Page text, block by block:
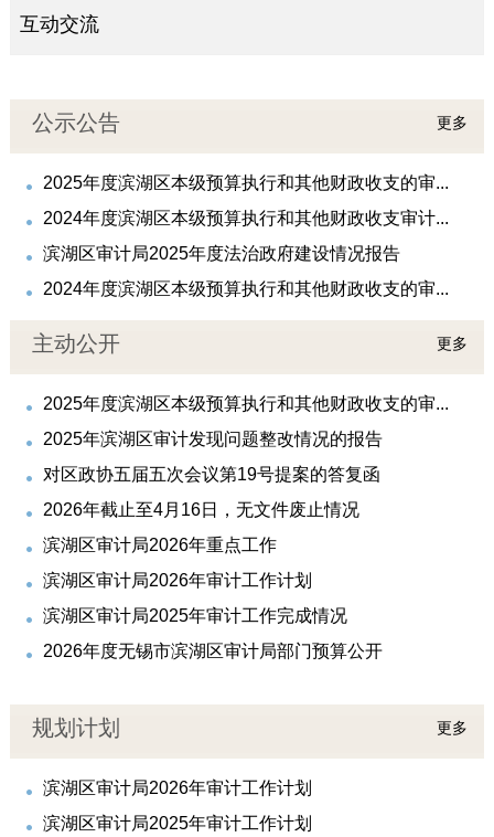
互动交流
公示公告 更多
2025年度滨湖区本级预算执行和其他财政收支的审...
2024年度滨湖区本级预算执行和其他财政收支审计...
滨湖区审计局2025年度法治政府建设情况报告
2024年度滨湖区本级预算执行和其他财政收支的审...
主动公开 更多
2025年度滨湖区本级预算执行和其他财政收支的审...
2025年滨湖区审计发现问题整改情况的报告
对区政协五届五次会议第19号提案的答复函
2026年截止至4月16日，无文件废止情况
滨湖区审计局2026年重点工作
滨湖区审计局2026年审计工作计划
滨湖区审计局2025年审计工作完成情况
2026年度无锡市滨湖区审计局部门预算公开
规划计划 更多
滨湖区审计局2026年审计工作计划
滨湖区审计局2025年审计工作计划